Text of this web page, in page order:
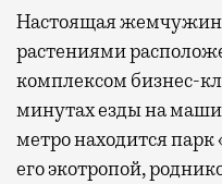
Настоящая
растениями
комплексом бизнес-
минутах езды на
метро находится
его экотропой,